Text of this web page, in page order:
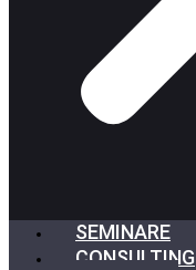
SEMINARE
CONSULTING